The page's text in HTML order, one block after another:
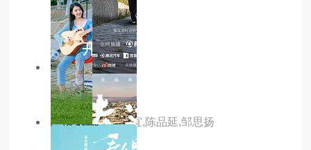
主演：虞晓旭
主演：内详
主演：彦希,蔡卓宜,陈品延,邹思扬